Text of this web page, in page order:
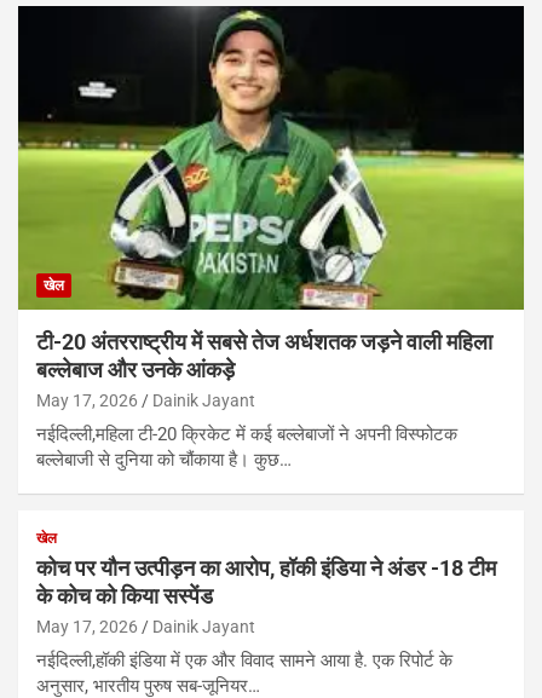
खेल
टी-20 अंतरराष्ट्रीय में सबसे तेज अर्धशतक जड़ने वाली महिला
बल्लेबाज और उनके आंकड़े
May 17, 2026 Dainik Jayant
नईदिल्ली,महिला टी-20 क्रिकेट में कई बल्लेबाजों ने अपनी विस्फोटक
बल्लेबाजी से दुनिया को चौंकाया है। कुछ…
खेल
कोच पर यौन उत्पीड़न का आरोप, हॉकी इंडिया ने अंडर -18 टीम
के कोच को किया सस्पेंड
May 17, 2026 Dainik Jayant
नईदिल्ली,हॉकी इंडिया में एक और विवाद सामने आया है. एक रिपोर्ट के
अनुसार, भारतीय पुरुष सब-जूनियर…